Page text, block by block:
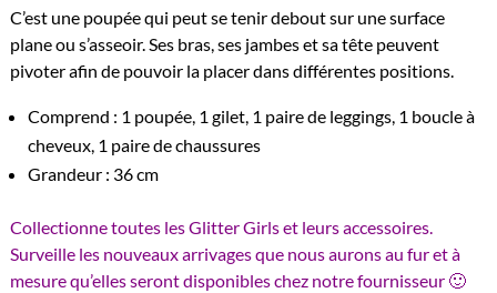
C’est une poupée qui peut se tenir debout sur une surface
plane ou s’asseoir. Ses bras, ses jambes et sa tête peuvent
pivoter afin de pouvoir la placer dans différentes positions.
Comprend : 1 poupée, 1 gilet, 1 paire de leggings, 1 boucle à
cheveux, 1 paire de chaussures
Grandeur : 36 cm
Collectionne toutes les Glitter Girls et leurs accessoires.
Surveille les nouveaux arrivages que nous aurons au fur et à
mesure qu’elles seront disponibles chez notre fournisseur 🙂